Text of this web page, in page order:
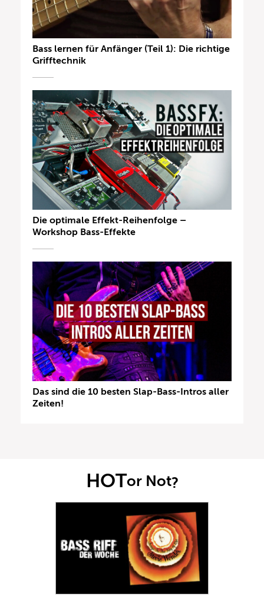
Bass lernen für Anfänger (Teil 1): Die richtige
Grifftechnik
Die optimale Effekt-Reihenfolge –
Workshop Bass-Effekte
Das sind die 10 besten Slap-Bass-Intros aller
Zeiten!
HOTor Not?